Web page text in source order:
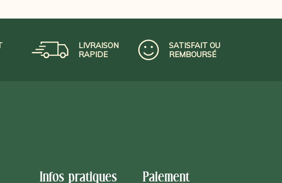
LIVRAISON
RAPIDE
SATISFAIT OU
REMBOURSÉ
Infos pratiques Paiement